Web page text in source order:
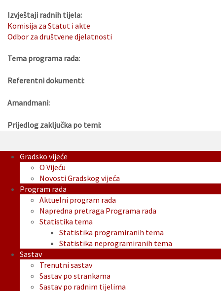
Izvještaji radnih tijela:
Komisija za Statut i akte
Odbor za društvene djelatnosti
Tema programa rada:
Referentni dokumenti:
Amandmani:
Prijedlog zaključka po temi:
Gradsko vijeće
O Vijeću
Novosti Gradskog vijeća
Program rada
Aktuelni program rada
Napredna pretraga Programa rada
Statistika tema
Statistika programiranih tema
Statistika neprogramiranih tema
Sastav
Trenutni sastav
Sastav po strankama
Sastav po radnim tijelima